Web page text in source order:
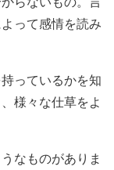
って感情を読み
っているかを知
様々な仕草をよ
なものがありま